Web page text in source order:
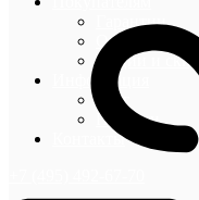
Гарантии
Оплата и
Акции и
Информация
Блог
Новости
Контакты